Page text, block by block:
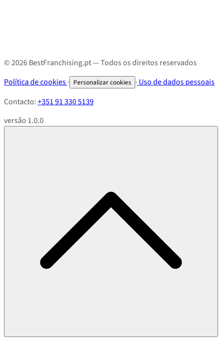
© 2026 BestFranchising.pt — Todos os direitos reservados
Política de cookies· Personalizar cookies · Uso de dados pessoais
Contacto:+351 91 330 5139
versão 1.0.0